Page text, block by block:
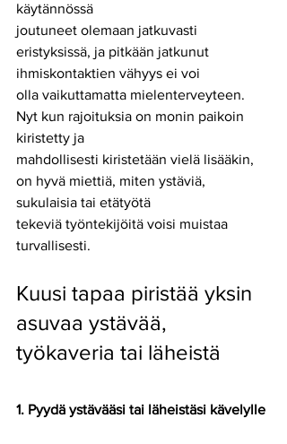
käytännössä
joutuneet olemaan jatkuvasti
eristyksissä, ja pitkään jatkunut
ihmiskontaktien vähyys ei voi
olla vaikuttamatta mielenterveyteen.
Nyt kun rajoituksia on monin paikoin
kiristetty ja
mahdollisesti kiristetään vielä lisääkin,
on hyvä miettiä, miten ystäviä,
sukulaisia tai etätyötä
tekeviä työntekijöitä voisi muistaa
turvallisesti.
Kuusi tapaa piristää yksin
asuvaa ystävää,
työkaveria tai läheistä
1. Pyydä ystävääsi tai läheistäsi kävelylle